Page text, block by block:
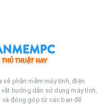
sẻ phần mềm máy tính, điện
hướng dẫn sử dụng máy tính,
và đóng góp từ các bạn để